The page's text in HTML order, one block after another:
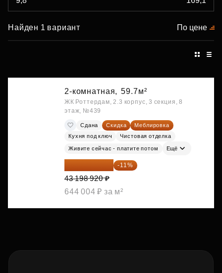
Найден 1 вариант По цене
2-комнатная, 59.7м²
ЖК Роттердам, 2.3 корпус, 3 секция, 8
этаж, №439
Сдана Скидка
Меблировка
Кухня под ключ
Чистовая отделка
Живите сейчас - платите потом Ещё
38 447 039 ₽ -11%
43 198 920 ₽
644 004 ₽ за м²